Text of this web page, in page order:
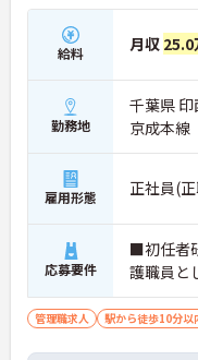
給料 月収 25.0
勤務地
千葉県
京成本線
雇用形態 正社員(
応募要件
■初任者
護職員と
管理職求人 駅から徒歩10分以